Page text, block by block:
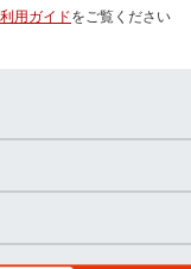
用ガイドをご覧ください